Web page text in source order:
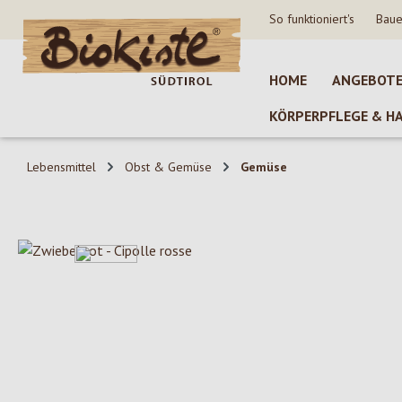
Hauptinhalt springen
Zur Suche springen
Zur Hauptnavigation springen So funktioniert's
HOME ANGEBOTE
KÖRPERPFLEGE &
Lebensmittel Obst & Gemüse Gemüse
Bildergalerie überspringen